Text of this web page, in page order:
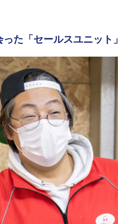
た「セールスユニット」